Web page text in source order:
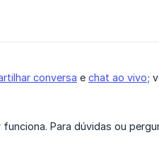
conversa e chat ao vivo;
Para dúvidas ou